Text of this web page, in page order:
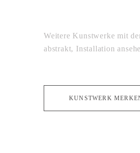
Weitere Kunstwerke mit
abstrakt, Installation
KUNSTWERK